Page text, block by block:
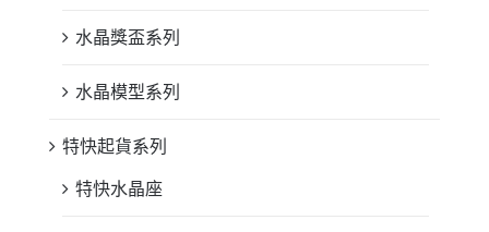
水晶獎盃系列
水晶模型系列
特快起貨系列
特快水晶座